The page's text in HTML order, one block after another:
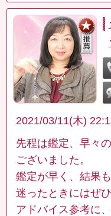
2021/03/11(木)
先程は鑑定、早々
ございました。
鑑定が早く、結果
迷ったときにはぜ
アドバイス参考に